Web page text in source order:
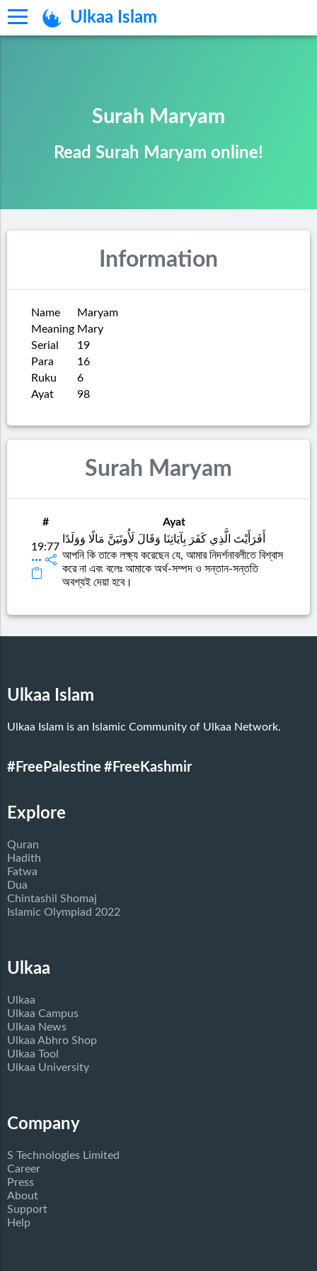
Ulkaa Islam
Surah Maryam
Read Surah Maryam online!
Information
Name
Maryam
Meaning Mary
Serial
19
Para
16
Ruku
6
Ayat
98
Surah Maryam
# Ayat
19:77
أَفَرَأَيْتَ الَّذِي كَفَرَ بِآيَاتِنَا وَقَالَ لَأُوتَيَنَّ مَالًا وَوَلَدًا
আপনি কি তাকে লক্ষ্য করেছেন যে, আমার নিদর্শনাবলীতে বিশ্বাস
করে না এবং বলেঃ আমাকে অর্থ-সম্পদ ও সন্তান-সন্ততি
অবশ্যই দেয়া হবে।
Ulkaa Islam
Ulkaa Islam is an Islamic Community of Ulkaa Network.
#FreePalestine #FreeKashmir
Explore
Quran
Hadith
Fatwa
Dua
Chintashil Shomaj
Islamic Olympiad 2022
Ulkaa
Ulkaa
Ulkaa Campus
Ulkaa News
Ulkaa Abhro Shop
Ulkaa Tool
Ulkaa University
Company
S Technologies Limited
Career
Press
About
Support
Help